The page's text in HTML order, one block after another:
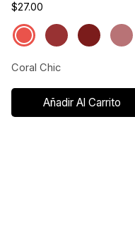
$27.00
Coral
Chic
Royal
Ruby
Haute
Berry
Hot
Toddy
Coral Chic
Añadir Al Carrito